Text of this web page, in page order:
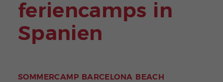
feriencamps in
Spanien
SOMMERCAMP BARCELONA BEACH